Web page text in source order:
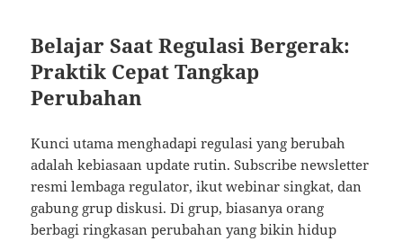
Belajar Saat Regulasi Bergerak:
Praktik Cepat Tangkap
Perubahan
Kunci utama menghadapi regulasi yang berubah
adalah kebiasaan update rutin. Subscribe newsletter
resmi lembaga regulator, ikut webinar singkat, dan
gabung grup diskusi. Di grup, biasanya orang
berbagi ringkasan perubahan yang bikin hidup